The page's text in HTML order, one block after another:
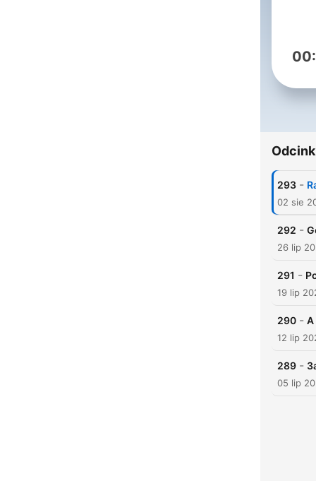
293 -
02 sie
292 -
26 lip
291 -
19 lip
290 - A
12 lip
289 -
05 lip